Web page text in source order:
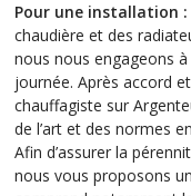
Pour une installation :
chaudière et des
nous nous engageons
journée. Après accord
chauffagiste sur
de l’art et des normes
Afin d’assurer la
nous vous proposons